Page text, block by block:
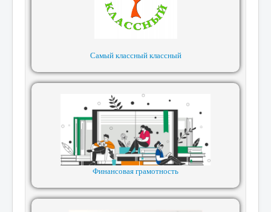
Самый классный классный
Финансовая грамотность